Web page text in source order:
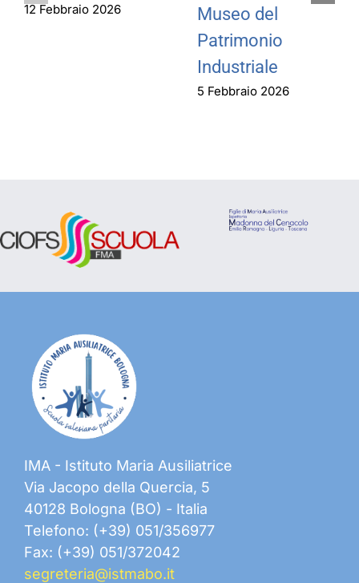
12 Febbraio 2026
Museo del
Patrimonio
Industriale
5 Febbraio 2026
IMA - Istituto Maria Ausiliatrice
Via Jacopo della Quercia, 5
40128 Bologna (BO) - Italia
Telefono: (+39) 051/356977
Fax: (+39) 051/372042
segreteria@istmabo.it